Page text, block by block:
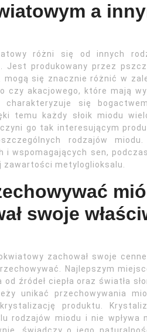
a
różni się od innych
Jest produkowany przez
mogą się znacznie różnić w
czy akacjowego, które mają
charakteryzuje się
temu każdy słoik miodu
go tak interesującym
rodzajów
i wspomagających sen,
zawartości metyloglioksalu.
swoje
zachował swoje
Najlepszym
od źródeł ciepła oraz światła
unikać przechowywania
produktu.
rodzajów miodu i nie